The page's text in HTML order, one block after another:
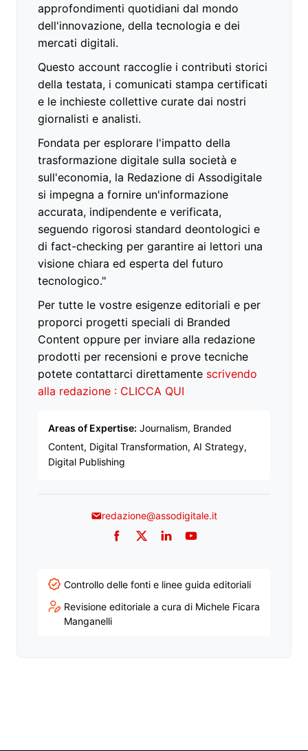
approfondimenti quotidiani dal mondo
dell'innovazione, della tecnologia e dei
mercati digitali.
Questo account raccoglie i contributi storici
della testata, i comunicati stampa certificati
e le inchieste collettive curate dai nostri
giornalisti e analisti.
Fondata per esplorare l'impatto della
trasformazione digitale sulla società e
sull'economia, la Redazione di Assodigitale
si impegna a fornire un'informazione
accurata, indipendente e verificata,
seguendo rigorosi standard deontologici e
di fact-checking per garantire ai lettori una
visione chiara ed esperta del futuro
tecnologico."
Per tutte le vostre esigenze editoriali e per
proporci progetti speciali di Branded
Content oppure per inviare alla redazione
prodotti per recensioni e prove tecniche
potete contattarci direttamente scrivendo
alla redazione : CLICCA QUI
Areas of Expertise: Journalism, Branded
Content, Digital Transformation, AI Strategy,
Digital Publishing
redazione@assodigitale.it
Facebook
TwitterLinkedInYouTube
Controllo delle fonti e linee guida editoriali
Revisione editoriale a cura di Michele Ficara
Manganelli